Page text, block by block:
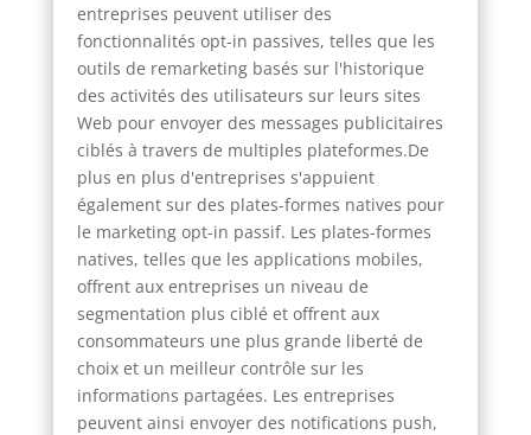
entreprises peuvent utiliser des
fonctionnalités opt-in passives, telles que les
outils de remarketing basés sur l'historique
des activités des utilisateurs sur leurs sites
Web pour envoyer des messages publicitaires
ciblés à travers de multiples plateformes.De
plus en plus d'entreprises s'appuient
également sur des plates-formes natives pour
le marketing opt-in passif. Les plates-formes
natives, telles que les applications mobiles,
offrent aux entreprises un niveau de
segmentation plus ciblé et offrent aux
consommateurs une plus grande liberté de
choix et un meilleur contrôle sur les
informations partagées. Les entreprises
peuvent ainsi envoyer des notifications push,